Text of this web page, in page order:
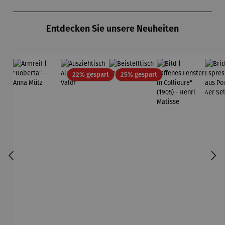
- SAXA
EditionEntdecken Sie unsere Neuheiten
22% gespartRabatt25% gespartRabatt